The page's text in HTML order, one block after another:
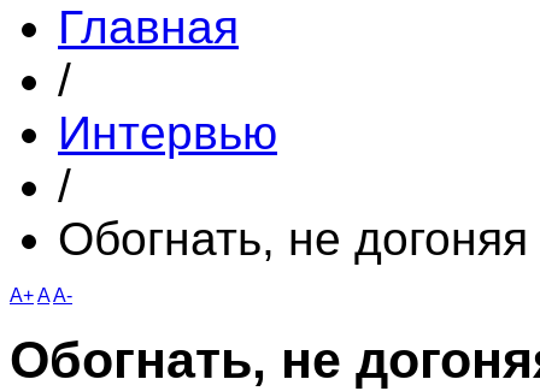
Главная
/
Интервью
/
Обогнать, не догоняя
A+AA-
Обогнать, не